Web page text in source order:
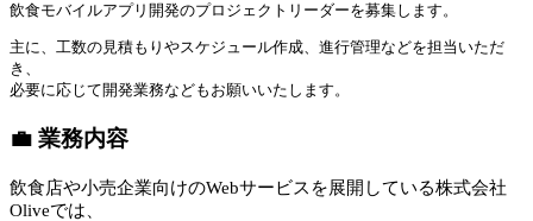
飲食モバイルアプリ開発のプロジェクトリーダーを募集します。
主に、工数の見積もりやスケジュール作成、進行管理などを担当いただ
き、
必要に応じて開発業務などもお願いいたします。
💼 業務内容
飲食店や小売企業向けのWebサービスを展開している株式会社
Oliveでは、